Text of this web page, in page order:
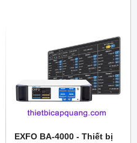
EXFO BA-4000 - Thiết bị